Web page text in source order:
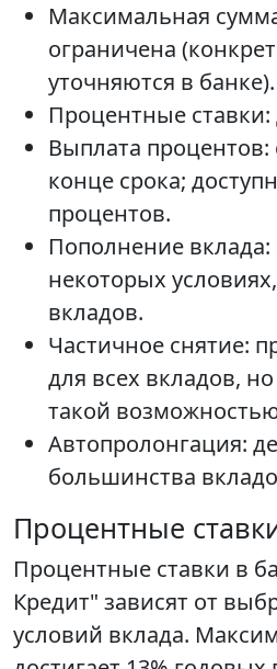
Максимальная
ограничена
уточняются в банке).
Процентные ставки:
Выплата
конце срока;
процентов.
Пополнение
некоторых
вкладов.
Частичное снятие:
для всех вкладов,
такой
Автопролонгация:
большинства
Процентные
Процентные ставки в
Кредит" зависят от
условий вклада.